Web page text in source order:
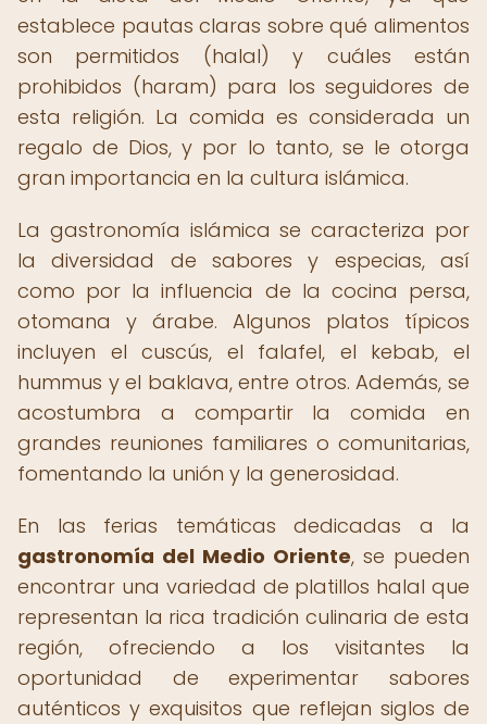
establece pautas claras sobre qué alimentos
son permitidos (halal) y cuáles están
prohibidos (haram) para los seguidores de
esta religión. La comida es considerada un
regalo de Dios, y por lo tanto, se le otorga
gran importancia en la cultura islámica.
La gastronomía islámica se caracteriza por
la diversidad de sabores y especias, así
como por la influencia de la cocina persa,
otomana y árabe. Algunos platos típicos
incluyen el cuscús, el falafel, el kebab, el
hummus y el baklava, entre otros. Además, se
acostumbra a compartir la comida en
grandes reuniones familiares o comunitarias,
fomentando la unión y la generosidad.
En las ferias temáticas dedicadas a la
gastronomía del Medio Oriente, se pueden
encontrar una variedad de platillos halal que
representan la rica tradición culinaria de esta
región, ofreciendo a los visitantes la
oportunidad de experimentar sabores
auténticos y exquisitos que reflejan siglos de